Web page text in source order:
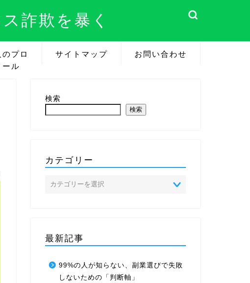
詐欺を暴く
プロ
ール
サイトマップ お問い合わせ
検索
検索
カテゴリー
最新記事
99%の人が知らない、副業選びで失敗
しないための「判断軸」